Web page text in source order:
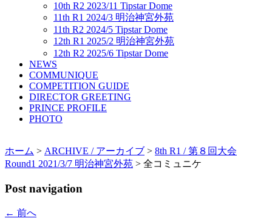
10th R2 2023/11 Tipstar Dome
11th R1 2024/3 明治神宮外苑
11th R2 2024/5 Tipstar Dome
12th R1 2025/2 明治神宮外苑
12th R2 2025/6 Tipstar Dome
NEWS
COMMUNIQUE
COMPETITION GUIDE
DIRECTOR GREETING
PRINCE PROFILE
PHOTO
ホーム > ARCHIVE / アーカイブ > 8th R1 / 第８回大会
Round1 2021/3/7 明治神宮外苑 > 全コミュニケ
Post navigation
← 前へ